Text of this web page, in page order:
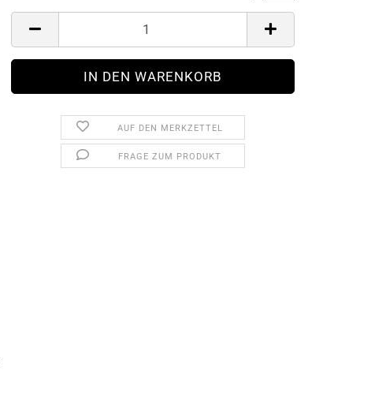
AUF DEN MERKZETTEL
FRAGE ZUM PRODUKT